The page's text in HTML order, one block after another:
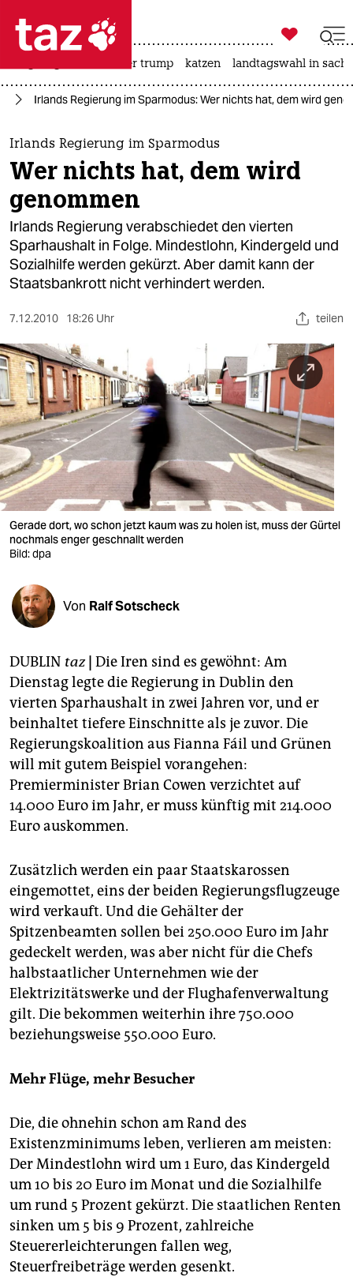
 taz zahl ich
taz zahl ich
themen
politik
öko
gesellschaft
kultur
sport
berlin
nord
wahrheit
verlag
verlag
veranstaltungen
shop
fragen & hilfe
unterstützen
genossenschaft
epaper login

taz zahl ich
usa unter trump katzen landtagswahl in
Irlands Regierung im Sparmodus: Wer nichts hat, dem wird
Irlands Regierung im Sparmodus
Wer nichts hat, dem wird
genommen
Irlands Regierung verabschiedet den vierten
Sparhaushalt in Folge. Mindestlohn, Kindergeld und
Sozialhilfe werden gekürzt. Aber damit kann der
Staatsbankrott nicht verhindert werden.
7.12.2010 18:26 Uhr teilen
Gerade dort, wo schon jetzt kaum was zu holen ist, muss der Gürtel
nochmals enger geschnallt werden
Bild: dpa
Von Ralf Sotscheck
DUBLIN taz Die Iren sind es gewöhnt: Am
Dienstag legte die Regierung in Dublin den
vierten Sparhaushalt in zwei Jahren vor, und er
beinhaltet tiefere Einschnitte als je zuvor. Die
Regierungskoalition aus Fianna Fáil und Grünen
will mit gutem Beispiel vorangehen:
Premierminister Brian Cowen verzichtet auf
14.000 Euro im Jahr, er muss künftig mit 214.000
Euro auskommen.
Zusätzlich werden ein paar Staatskarossen
eingemottet, eins der beiden Regierungsflugzeuge
wird verkauft. Und die Gehälter der
Spitzenbeamten sollen bei 250.000 Euro im Jahr
gedeckelt werden, was aber nicht für die Chefs
halbstaatlicher Unternehmen wie der
Elektrizitätswerke und der Flughafenverwaltung
gilt. Die bekommen weiterhin ihre 750.000
beziehungsweise 550.000 Euro.
Mehr Flüge, mehr Besucher
Die, die ohnehin schon am Rand des
Existenzminimums leben, verlieren am meisten:
Der Mindestlohn wird um 1 Euro, das Kindergeld
um 10 bis 20 Euro im Monat und die Sozialhilfe
um rund 5 Prozent gekürzt. Die staatlichen Renten
sinken um 5 bis 9 Prozent, zahlreiche
Steuererleichterungen fallen weg,
Steuerfreibeträge werden gesenkt.